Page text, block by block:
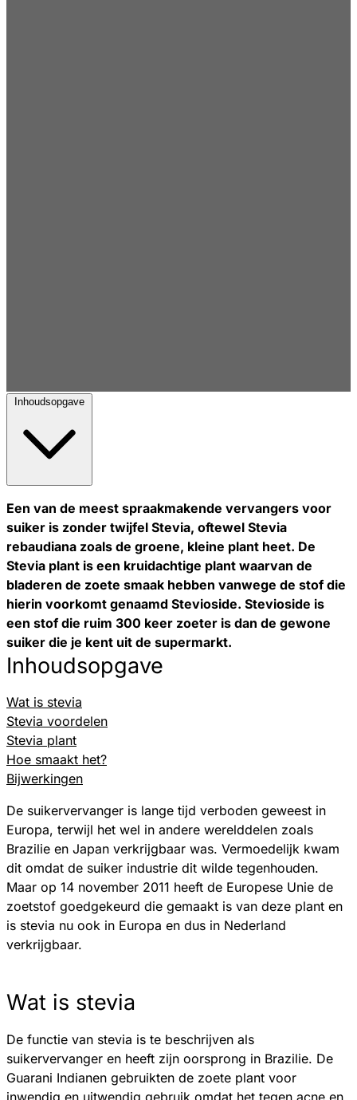
Inhoudsopgave
Een van de meest spraakmakende vervangers voor
suiker is zonder twijfel Stevia, oftewel Stevia
rebaudiana zoals de groene, kleine plant heet. De
Stevia plant is een kruidachtige plant waarvan de
bladeren de zoete smaak hebben vanwege de stof die
hierin voorkomt genaamd Stevioside. Stevioside is
een stof die ruim 300 keer zoeter is dan de gewone
suiker die je kent uit de supermarkt.
Inhoudsopgave
Wat is stevia
Stevia voordelen
Stevia plant
Hoe smaakt het?
Bijwerkingen
De suikervervanger is lange tijd verboden geweest in
Europa, terwijl het wel in andere werelddelen zoals
Brazilie en Japan verkrijgbaar was. Vermoedelijk kwam
dit omdat de suiker industrie dit wilde tegenhouden.
Maar op 14 november 2011 heeft de Europese Unie de
zoetstof goedgekeurd die gemaakt is van deze plant en
is stevia nu ook in Europa en dus in Nederland
verkrijgbaar.
Wat is stevia
De functie van stevia is te beschrijven als
suikervervanger en heeft zijn oorsprong in Brazilie. De
Guarani Indianen gebruikten de zoete plant voor
inwendig en uitwendig gebruik omdat het tegen acne en